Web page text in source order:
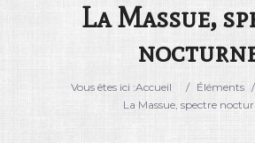
La Massue,
Vous êtes ici :Accueil / Éléments /
La Massue, spectre